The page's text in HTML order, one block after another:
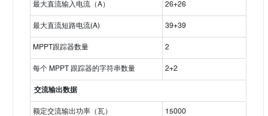
最大直流输入电流（A） 26+26
最大直流短路电流(A) 39+39
MPPT跟踪器数量 2
每个 MPPT 跟踪器的字符串数量 2+2
交流输出数据
额定交流输出功率（瓦） 15000